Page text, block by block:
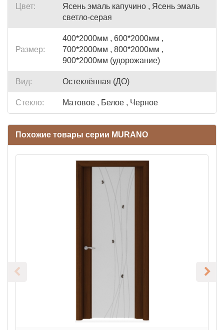
Цвет:
Ясень эмаль капучино , Ясень эмаль
светло-серая
Размер:
400*2000мм , 600*2000мм ,
700*2000мм , 800*2000мм ,
900*2000мм (удорожание)
Вид: Остеклённая (ДО)
Стекло: Матовое , Белое , Черное
Похожие товары серии MURANO